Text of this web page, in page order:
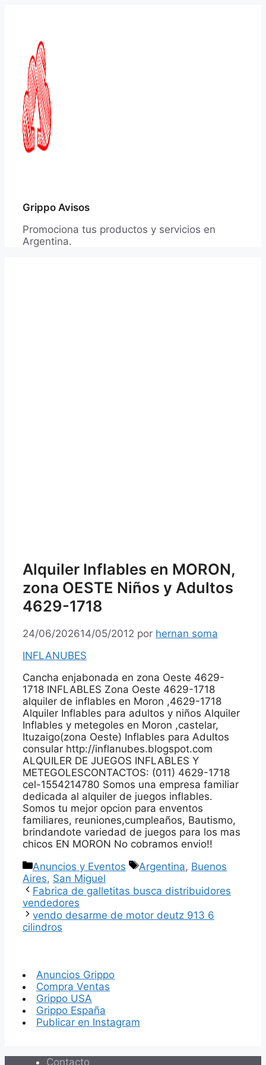
Grippo Avisos
Promociona tus productos y servicios en
Argentina.
Alquiler Inflables en MORON,
zona OESTE Niños y Adultos
4629-1718
24/06/202614/05/2012 por hernan soma
INFLANUBES
Cancha enjabonada en zona Oeste 4629-
1718 INFLABLES Zona Oeste 4629-1718
alquiler de inflables en Moron ,4629-1718
Alquiler Inflables para adultos y niños Alquiler
Inflables y metegoles en Moron ,castelar,
Ituzaigo(zona Oeste) Inflables para Adultos
consular http://inflanubes.blogspot.com
ALQUILER DE JUEGOS INFLABLES Y
METEGOLESCONTACTOS: (011) 4629-1718
cel-1554214780 Somos una empresa familiar
dedicada al alquiler de juegos inflables.
Somos tu mejor opcion para enventos
familiares, reuniones,cumpleaños, Bautismo,
brindandote variedad de juegos para los mas
chicos EN MORON No cobramos envio!!
Categorías
Anuncios y Eventos Etiquetas
Argentina, Buenos
Aires, San Miguel
Fabrica de galletitas busca distribuidores
vendedores
vendo desarme de motor deutz 913 6
cilindros
Anuncios Grippo
Compra Ventas
Grippo USA
Grippo España
Publicar en Instagram
Contacto